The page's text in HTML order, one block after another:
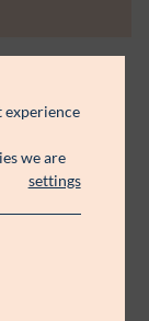
experience
we are
settings